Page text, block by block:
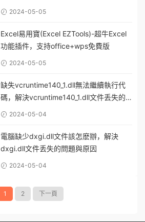
2024-05-05
Excel易用寶(Excel EZTools)-超牛Excel
功能插件，支持office+wps免費版
2024-05-05
缺失vcruntime140_1.dll無法繼續執行代
碼，解決vcruntime140_1.dll文件丢失的
多種方法
2024-05-04
電腦缺少dxgi.dll文件該怎麽辦，解決
dxgi.dll文件丢失的問題與原因
2024-05-04
1 2 下一頁